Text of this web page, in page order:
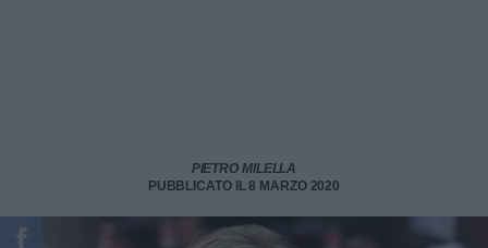
PIETRO MILELLA
PUBBLICATO IL 8 MARZO 2020